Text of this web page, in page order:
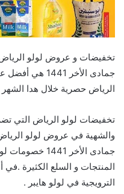
جمادى الأخر
الرياض حصرية خلال هدا الشهر
تخفيضات لولو الرياض التي
جمادى الأخر
المنتجات و السلع الكثيرة
الترويجية في لولو هايبر .